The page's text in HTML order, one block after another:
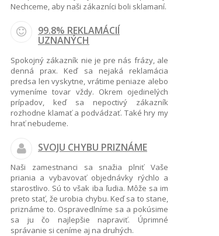
Nechceme, aby naši zákazníci boli sklamaní.
99.8% REKLAMÁCIÍ
UZNANÝCH
Spokojný zákazník nie je pre nás frázy, ale
denná prax. Keď sa nejaká reklamácia
predsa len vyskytne, vrátime peniaze alebo
vymeníme tovar vždy. Okrem ojedinelých
prípadov, keď sa nepoctivý zákazník
rozhodne klamať a podvádzať. Také hry my
hrať nebudeme.
SVOJU CHYBU PRIZNÁME
Naši zamestnanci sa snažia plniť Vaše
priania a vybavovať objednávky rýchlo a
starostlivo. Sú to však iba ľudia. Môže sa im
preto stať, že urobia chybu. Keď sa to stane,
priznáme to. Ospravedlníme sa a pokúsime
sa ju čo najlepšie napraviť. Úprimné
správanie si ceníme aj na druhých.